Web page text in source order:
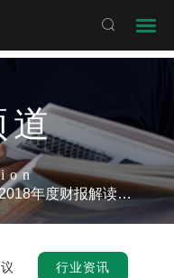

道
亿联网络2018年度财报解读之VCS视频会议业务关键技术及核心优势
行业资讯